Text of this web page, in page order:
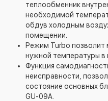
теплообменник
необходимой
обдув холодным
помещении.
Режим Turbo позволит
нужной температуры
Функция
неисправности,
состояние основных
GU-09A.